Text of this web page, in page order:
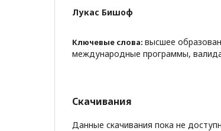
Лукас Бишоф
Ключевые слова: высшее
международные программы,
Скачивания
Данные скачивания пока не